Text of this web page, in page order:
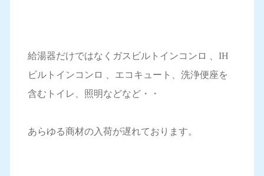
給湯器だけではなくガスビルトインコンロ 、IH
ビルトインコンロ 、エコキュート、洗浄便座を
含むトイレ、照明などなど・・
あらゆる商材の入荷が遅れております。